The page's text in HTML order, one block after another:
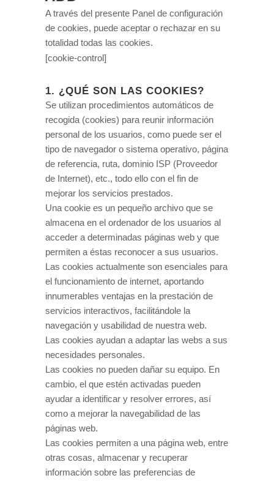
A través del presente Panel de configuración
de cookies, puede aceptar o rechazar en su
totalidad todas las cookies.
[cookie-control]
1. ¿QUÉ SON LAS COOKIES?
Se utilizan procedimientos automáticos de
recogida (cookies) para reunir información
personal de los usuarios, como puede ser el
tipo de navegador o sistema operativo, página
de referencia, ruta, dominio ISP (Proveedor
de Internet), etc., todo ello con el fin de
mejorar los servicios prestados.
Una cookie es un pequeño archivo que se
almacena en el ordenador de los usuarios al
acceder a determinadas páginas web y que
permiten a éstas reconocer a sus usuarios.
Las cookies actualmente son esenciales para
el funcionamiento de internet, aportando
innumerables ventajas en la prestación de
servicios interactivos, facilitándole la
navegación y usabilidad de nuestra web.
Las cookies ayudan a adaptar las webs a sus
necesidades personales.
Las cookies no pueden dañar su equipo. En
cambio, el que estén activadas pueden
ayudar a identificar y resolver errores, así
como a mejorar la navegabilidad de las
páginas web.
Las cookies permiten a una página web, entre
otras cosas, almacenar y recuperar
información sobre las preferencias de